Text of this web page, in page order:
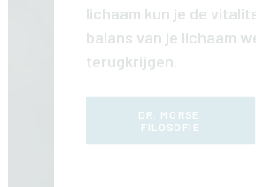
lichaam kun je de
balans van je lichaam
terugkrijgen.
DR. MORSE
FILOSOFIE